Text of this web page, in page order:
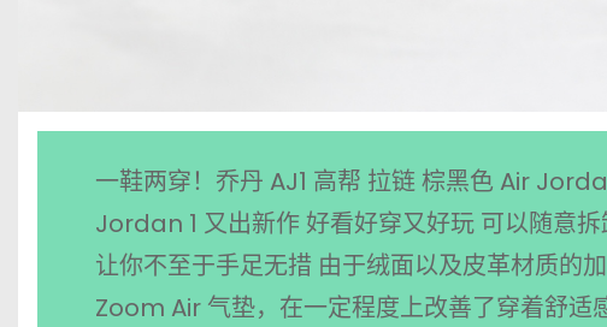
一鞋两穿！乔丹 AJ1 高帮 拉链 棕黑色 Air
Jordan 1 又出新作 好看好穿又好玩 可以随意
让你不至于手足无措 由于绒面以及皮革材质的
Zoom Air 气垫，在一定程度上改善了穿着舒适